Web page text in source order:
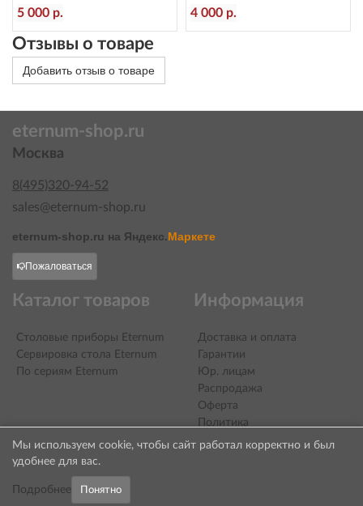
Мы используем cookie, чтобы сайт работал корректно и был
удобнее для вас.
Подробнее Понятно
5 000 р. 4 000 р.
Отзывы о товаре
Добавить отзыв о товаре
eternum-shop.ru
Москва
8(495)320-94-52
sales@eternum-shop.ru
eternum-shop.ru на Яндекс.Маркете
Пожаловаться
Каталог товаров
Столовые приборы Eternum
Сервировка стола Eternum
По сериям Eternum
Информация
Доставка и оплата
Гарантии
Юр. лицам
Распродажа
Оферта
Политика
конфиденциальности